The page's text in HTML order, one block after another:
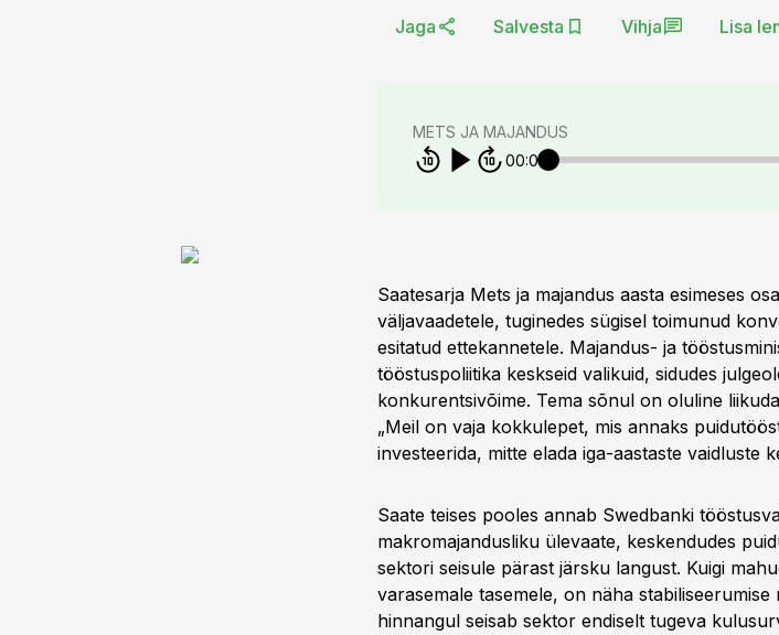
Jaga Salvesta Vihja Lisa
METS JA MAJANDUS
00:00
Saatesarja Mets ja majandus aasta esimeses
väljavaadetele, tuginedes sügisel toimunud
esitatud ettekannetele. Majandus- ja
tööstuspoliitika keskseid valikuid, sidudes
konkurentsivõime. Tema sõnul on oluline
„Meil on vaja kokkulepet, mis annaks
investeerida, mitte elada iga-aastaste vaidluste
Saate teises pooles annab Swedbanki
makromajandusliku ülevaate, keskendudes
sektori seisule pärast järsku langust. Kuigi
varasemale tasemele, on näha
hinnangul seisab sektor endiselt tugeva